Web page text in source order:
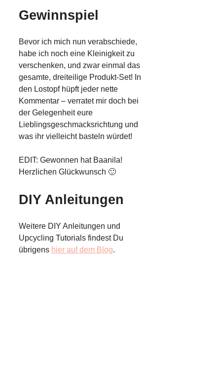
Gewinnspiel
Bevor ich mich nun verabschiede,
habe ich noch eine Kleinigkeit zu
verschenken, und zwar einmal das
gesamte, dreiteilige Produkt-Set! In
den Lostopf hüpft jeder nette
Kommentar – verratet mir doch bei
der Gelegenheit eure
Lieblingsgeschmacksrichtung und
was ihr vielleicht basteln würdet!
EDIT: Gewonnen hat Baanila!
Herzlichen Glückwunsch 🙂
DIY Anleitungen
Weitere DIY Anleitungen und
Upcycling Tutorials findest Du
übrigens hier auf dem Blog.